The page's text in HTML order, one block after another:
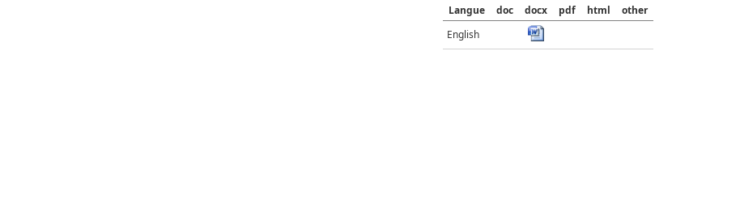
Langue doc docx pdf html
other
English